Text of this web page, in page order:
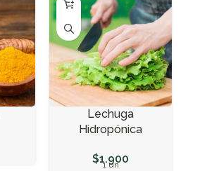
Lechuga
Hidropónica
$1.900
1 un